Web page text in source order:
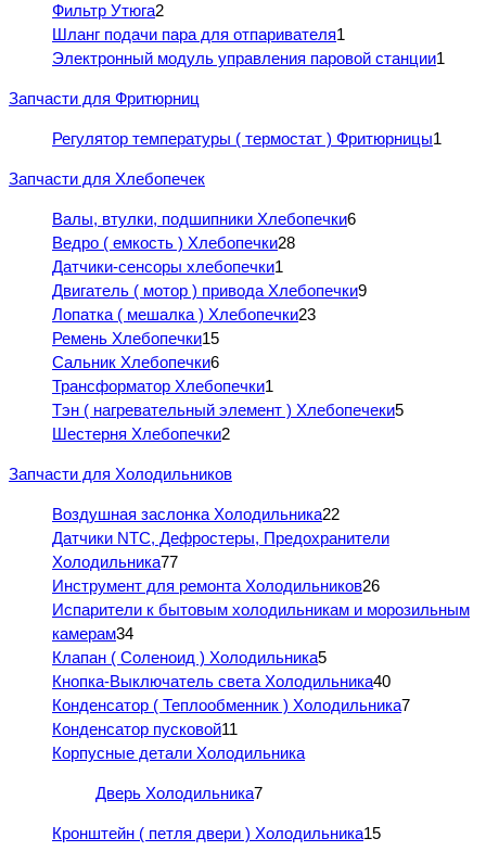
Фильтр Утюга2
Шланг подачи пара для отпаривателя1
Электронный модуль управления паровой станции1
Запчасти для Фритюрниц
Регулятор температуры ( термостат ) Фритюрницы1
Запчасти для Хлебопечек
Валы, втулки, подшипники Хлебопечки6
Ведро ( емкость ) Хлебопечки28
Датчики-сенсоры хлебопечки1
Двигатель ( мотор ) привода Хлебопечки9
Лопатка ( мешалка ) Хлебопечки23
Ремень Хлебопечки15
Сальник Хлебопечки6
Трансформатор Хлебопечки1
Тэн ( нагревательный элемент ) Хлебопечеки5
Шестерня Хлебопечки2
Запчасти для Холодильников
Воздушная заслонка Холодильника22
Датчики NTC, Дефростеры, Предохранители
Холодильника77
Инструмент для ремонта Холодильников26
Испарители к бытовым холодильникам и морозильным
камерам34
Клапан ( Соленоид ) Холодильника5
Кнопка-Выключатель света Холодильника40
Конденсатор ( Теплообменник ) Холодильника7
Конденсатор пусковой11
Корпусные детали Холодильника
Дверь Холодильника7
Кронштейн ( петля двери ) Холодильника15